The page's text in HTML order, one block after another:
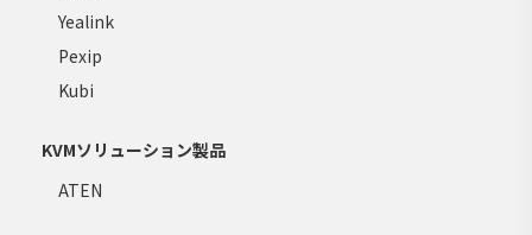
Yealink
Pexip
Kubi
KVMソリューション製品
ATEN